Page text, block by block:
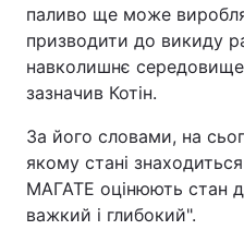
паливо ще може
призводити до викиду
навколишнє середовище
зазначив Котін.
За його словами, на
якому стані
МАГАТЕ оцінюють стан
важкий і глибокий".